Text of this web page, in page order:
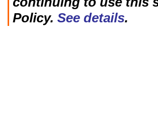
Policy. See details.